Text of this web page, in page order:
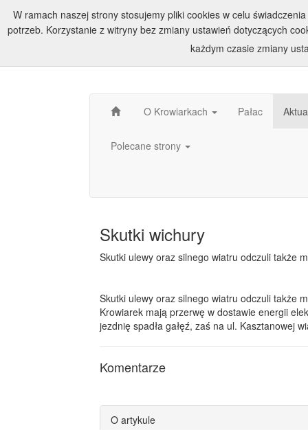
O Krowiarkach Pałac
Polecane strony
Skutki wichury
Skutki ulewy oraz silnego wiatru odczuli także
Skutki ulewy oraz silnego wiatru odczuli także
Krowiarek mają przerwę w dostawie energii
jezdnię spadła gałęź, zaś na ul. Kasztanowej
Komentarze
O artykule
W ramach naszej strony stosujemy pliki cookies w celu
potrzeb. Korzystanie z witryny bez zmiany ustawień dotyczących
każdym czasie zmiany